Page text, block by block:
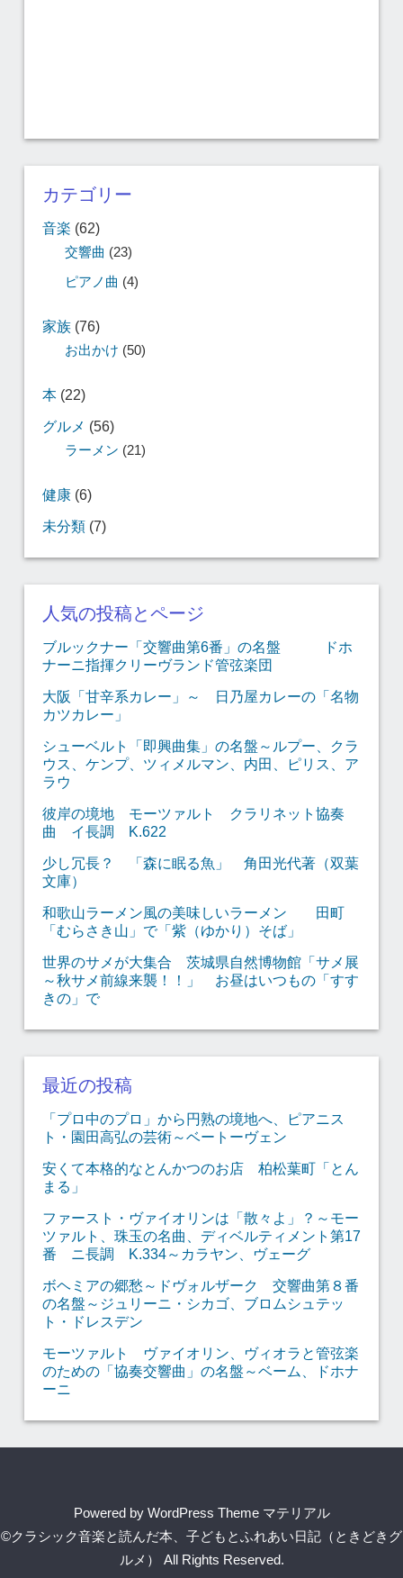
カテゴリー
音楽 (62)
交響曲 (23)
ピアノ曲 (4)
家族(76)
お出かけ (50)
本(22)
グルメ (56)
ラーメン (21)
健康(6)
未分類(7)
人気の投稿とページ
ブルックナー「交響曲第6番」の名盤 ドホ
ナーニ指揮クリーヴランド管弦楽団
大阪「甘辛系カレー」～ 日乃屋カレーの「名物
カツカレー」
シューベルト「即興曲集」の名盤～ルプー、クラ
ウス、ケンプ、ツィメルマン、内田、ピリス、ア
ラウ
彼岸の境地 モーツァルト クラリネット協奏
曲 イ長調 K.622
少し冗長？ 「森に眠る魚」 角田光代著（双葉
文庫）
和歌山ラーメン風の美味しいラーメン 田町
「むらさき山」で「紫（ゆかり）そば」
世界のサメが大集合 茨城県自然博物館「サメ展
～秋サメ前線来襲！！」 お昼はいつもの「すす
きの」で
最近の投稿
「プロ中のプロ」から円熟の境地へ、ピアニス
ト・園田高弘の芸術～ベートーヴェン
安くて本格的なとんかつのお店 柏松葉町「とん
まる」
ファースト・ヴァイオリンは「散々よ」？～モー
ツァルト、珠玉の名曲、ディベルティメント第17
番 ニ長調 K.334～カラヤン、ヴェーグ
ボヘミアの郷愁～ドヴォルザーク 交響曲第８番
の名盤～ジュリーニ・シカゴ、ブロムシュテッ
ト・ドレスデン
モーツァルト ヴァイオリン、ヴィオラと管弦楽
のための「協奏交響曲」の名盤～ベーム、ドホナ
ーニ
Powered by WordPress Theme マテリアル
©クラシック音楽と読んだ本、子どもとふれあい日記（ときどきグ
ルメ）
All Rights Reserved.